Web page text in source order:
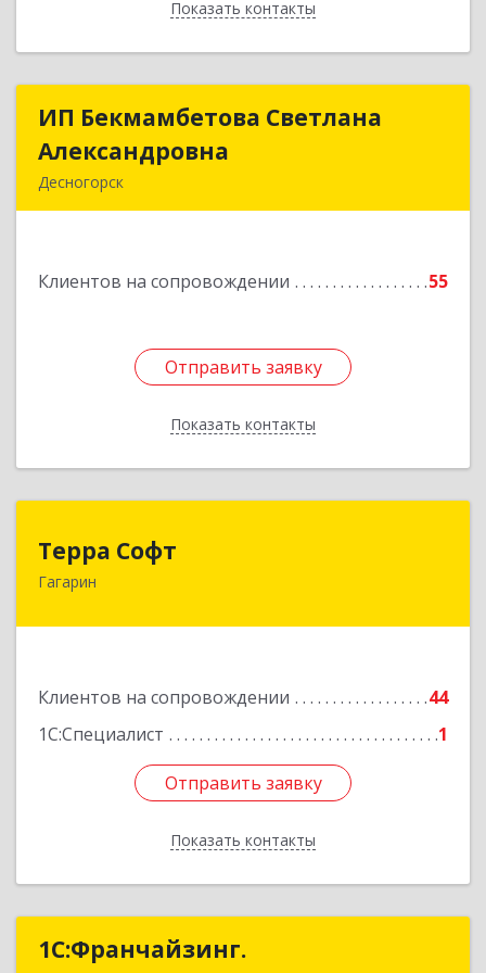
Показать контакты
Назад
ИП Бекмамбетова Светлана
Александровна
Десногорск
Клиентов на сопровождении 55
Отправить заявку
Показать контакты
ИП Бекмамбетова Светлана
Подробнее
Отправить заявку
Назад
Терра Софт
Гагарин
Клиентов на сопровождении
44
1С:Специалист
1
Отправить заявку
Показать контакты
215010, Смоленская обл, Гагарин г, Ленина ул,
Отправить заявку
Назад
1С:Франчайзинг.1С:Франчайзинг.